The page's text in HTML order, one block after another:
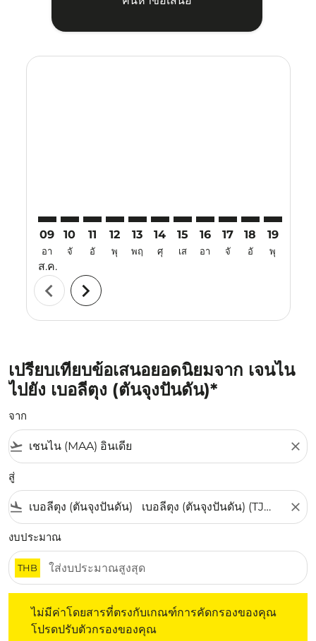
09
อา
ส.ค.
10
จั
11
อั
12
พุ
13
พฤ
14
ศุ
15
เส
16
อา
17
จั
18
อั
19
พุ
chevron_left chevron_right
เปรียบเทียบข้อเสนอยอดนิยมจาก เจนไน
ไปยัง เบอลีตุง (ตันจุงปันดัน)*
จาก
flight_takeoff close
สู่
flight_land close
งบประมาณ
THB
ไม่มีค่าโดยสารที่ตรงกับเกณฑ์การคัดกรองของคุณ
โปรดปรับตัวกรองของคุณ